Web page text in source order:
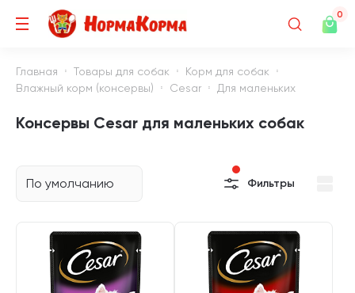
0
Главная Товары для собак
Корм для собак
Влажный корм (консервы)
Cesar Для маленьких
Консервы Cesar для маленьких собак
По умолчанию Фильтры